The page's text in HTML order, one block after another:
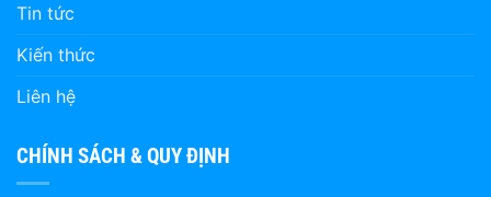
Tin tức
Kiến thức
Liên hệ
CHÍNH SÁCH & QUY ĐỊNH